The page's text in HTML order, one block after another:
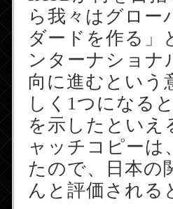
ら我々はグロ
ダードを作る」
ンターナショナ
向に進むという
しく1つになる
を示したといえ
ャッチコピー
たので、日本の
んと評価される